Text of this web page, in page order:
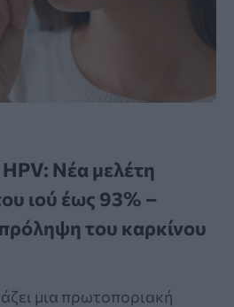
Νέα μελέτη
ιού έως 93% –
του καρκίνου
μια πρωτοποριακή